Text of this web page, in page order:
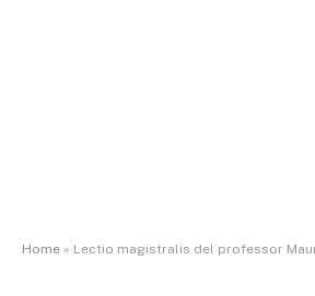
Home » Lectio magistralis del professor Maurizio Bettini alla Camera dei Deputati. Alla